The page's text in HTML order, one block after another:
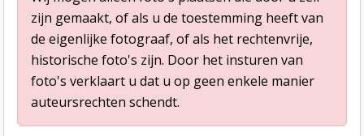
zijn gemaakt, of als u de toestemming heeft van
de eigenlijke fotograaf, of als het rechtenvrije,
historische foto's zijn. Door het insturen van
foto's verklaart u dat u op geen enkele manier
auteursrechten schendt.